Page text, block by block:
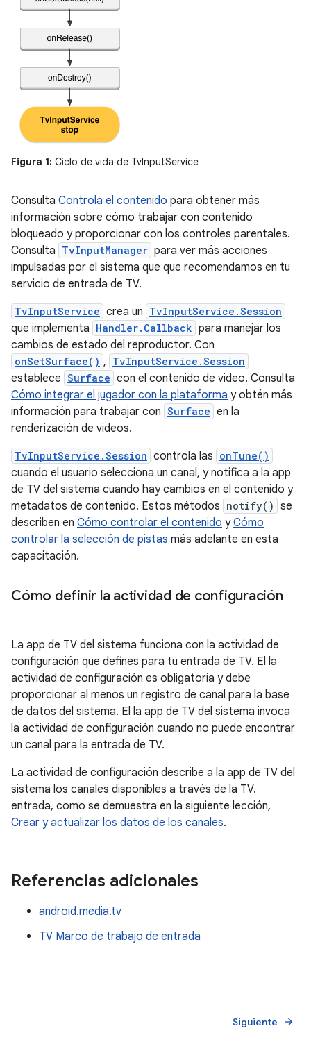
Figura 1: Ciclo de vida de TvInputService
Consulta Controla el contenido para obtener más
información sobre cómo trabajar con contenido
bloqueado y proporcionar con los controles parentales.
Consulta TvInputManager para ver más acciones
impulsadas por el sistema que que recomendamos en tu
servicio de entrada de TV.
TvInputService crea un TvInputService.Session
que implementa Handler.Callback para manejar los
cambios de estado del reproductor. Con
onSetSurface() , TvInputService.Session
establece Surface con el contenido de video. Consulta
Cómo integrar el jugador con la plataforma y obtén más
información para trabajar con Surface en la
renderización de videos.
TvInputService.Session controla las onTune()
cuando el usuario selecciona un canal, y notifica a la app
de TV del sistema cuando hay cambios en el contenido y
metadatos de contenido. Estos métodos notify() se
describen en Cómo controlar el contenido yCómo
controlar la selección de pistas más adelante en esta
capacitación.
Cómo definir la actividad de configuración
La app de TV del sistema funciona con la actividad de
configuración que defines para tu entrada de TV. El la
actividad de configuración es obligatoria y debe
proporcionar al menos un registro de canal para la base
de datos del sistema. El la app de TV del sistema invoca
la actividad de configuración cuando no puede encontrar
un canal para la entrada de TV.
La actividad de configuración describe a la app de TV del
sistema los canales disponibles a través de la TV.
entrada, como se demuestra en la siguiente lección,
Crear y actualizar los datos de los canales.
Referencias adicionales
android.media.tv
TV Marco de trabajo de entrada
Siguiente arrow_forward